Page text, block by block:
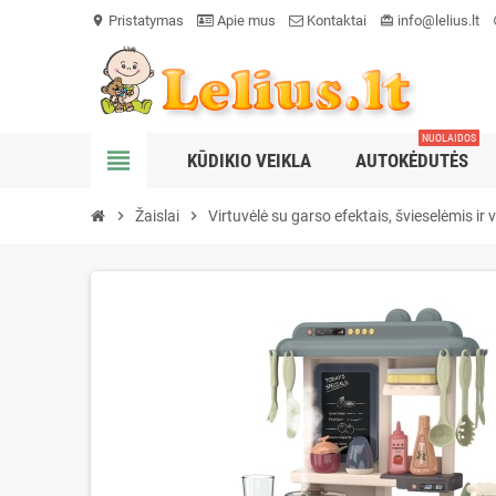
location_on Pristatymas Apie mus Kontaktai card_giftcard info@lelius.lt
view_headline KŪDIKIO VEIKLA AUTOKĖDUTĖS
NUOLAIDOS
chevron_right Žaislai chevron_right Virtuvėlė su garso efektais, švieselėmis ir